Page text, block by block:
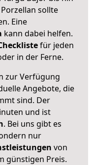
sollte
Eine
kann dabei helfen.
für jeden
in der Ferne.
zur Verfügung
Angebote, die
sind. Der
und ist
. Bei uns gibt es
nur
von
günstigen Preis.